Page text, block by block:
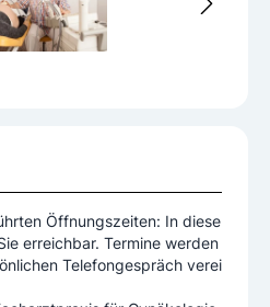
Öffnungszeiten: In diese
erreichbar. Termine werden
Telefongespräch verei